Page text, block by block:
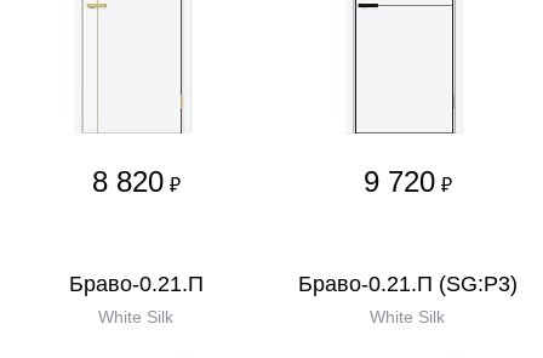
8 820 ₽ 9 720 ₽
Браво-0.21.П
White Silk
Браво-0.21.П (SG:P3)
White Silk